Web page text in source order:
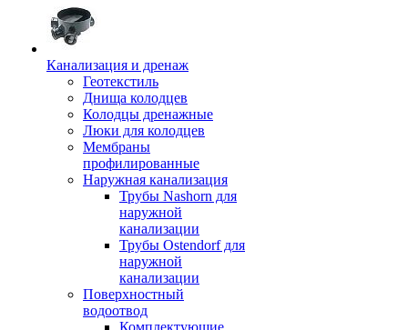
Канализация и дренаж
Геотекстиль
Днища колодцев
Колодцы дренажные
Люки для колодцев
Мембраны
профилированные
Наружная канализация
Трубы Nashorn для
наружной
канализации
Трубы Ostendorf для
наружной
канализации
Поверхностный
водоотвод